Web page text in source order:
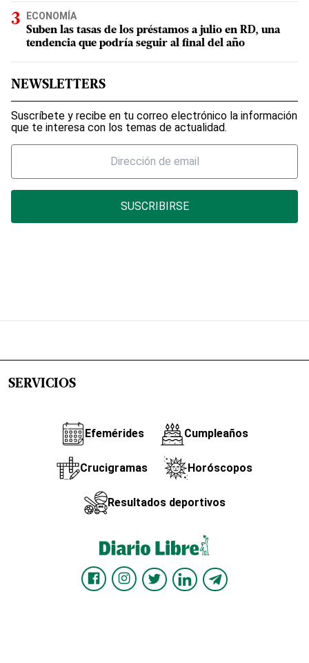
ECONOMÍA
Suben las tasas de los préstamos a julio en RD, una
tendencia que podría seguir al final del año
NEWSLETTERS
Suscríbete y recibe en tu correo electrónico la información
que te interesa con los temas de actualidad.
SUSCRIBIRSE
SERVICIOS
Efemérides Cumpleaños
Crucigramas Horóscopos
Resultados deportivos